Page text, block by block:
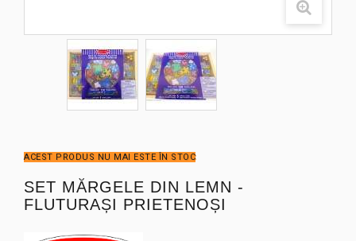
ACEST PRODUS NU MAI ESTE ÎN STOC
SET MĂRGELE DIN LEMN -
FLUTURAȘI PRIETENOȘI